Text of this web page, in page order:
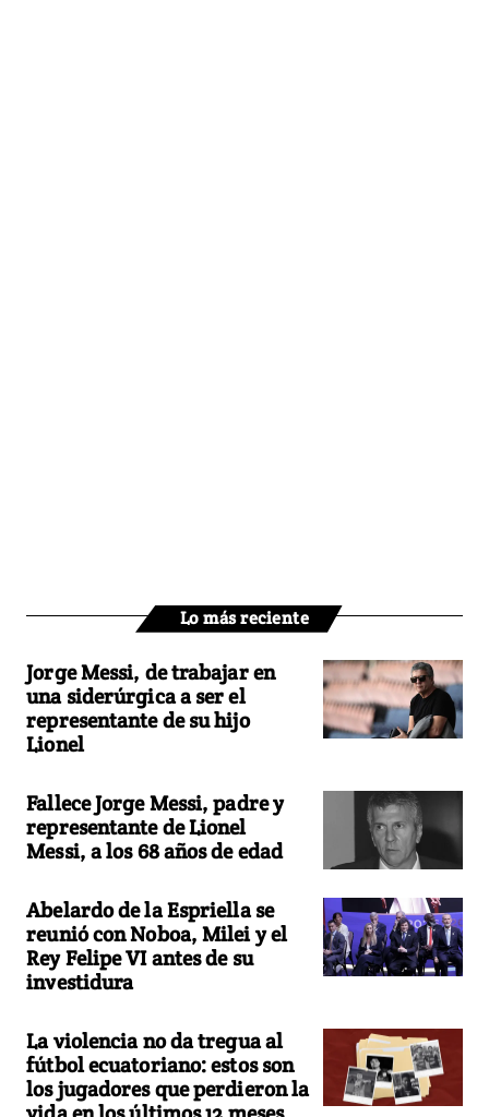
Lo más reciente
Jorge Messi, de trabajar en
una siderúrgica a ser el
representante de su hijo
Lionel
Fallece Jorge Messi, padre y
representante de Lionel
Messi, a los 68 años de edad
Abelardo de la Espriella se
reunió con Noboa, Milei y el
Rey Felipe VI antes de su
investidura
La violencia no da tregua al
fútbol ecuatoriano: estos son
los jugadores que perdieron la